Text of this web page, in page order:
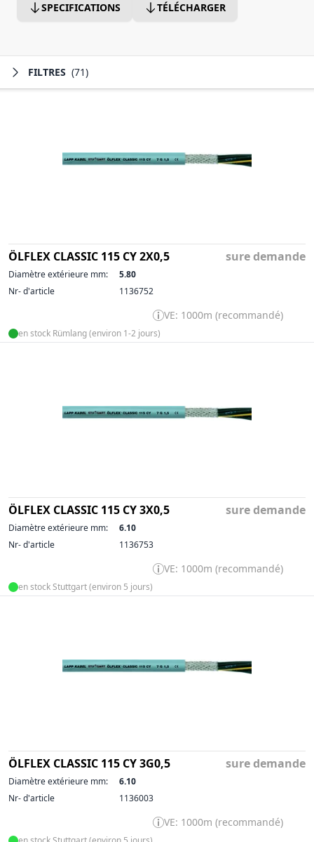
SPECIFICATIONS TÉLÉCHARGER
FILTRES (71)
ÖLFLEX CLASSIC 115 CY 2X0,5 sure demande
Diamètre extérieure mm:
5.80
Nr- d'article
1136752
VE: 1000m (recommandé)
en stock Rümlang (environ 1-2 jours)
ÖLFLEX CLASSIC 115 CY 3X0,5 sure demande
Diamètre extérieure mm:
6.10
Nr- d'article
1136753
VE: 1000m (recommandé)
en stock Stuttgart (environ 5 jours)
ÖLFLEX CLASSIC 115 CY 3G0,5 sure demande
Diamètre extérieure mm:
6.10
Nr- d'article
1136003
VE: 1000m (recommandé)